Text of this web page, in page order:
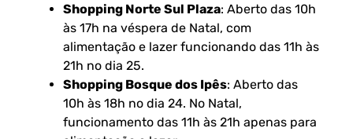
Shopping Norte Sul Plaza: Aberto das 10h
às 17h na véspera de Natal, com
alimentação e lazer funcionando das 11h às
21h no dia 25.
Shopping Bosque dos Ipês: Aberto das
10h às 18h no dia 24. No Natal,
funcionamento das 11h às 21h apenas para